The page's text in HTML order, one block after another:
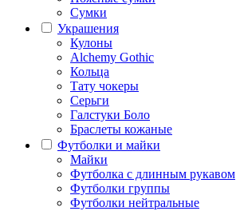
Сумки
Украшения
Кулоны
Alchemy Gothic
Кольца
Тату чокеры
Серьги
Галстуки Боло
Браслеты кожаные
Футболки и майки
Майки
Футболка с длинным рукавом
Футболки группы
Футболки нейтральные